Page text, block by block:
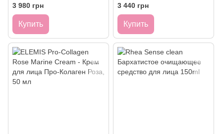
восстановление микробиома
3 980 грн
Купить
микробиома 50ml
3 440 грн
Купить